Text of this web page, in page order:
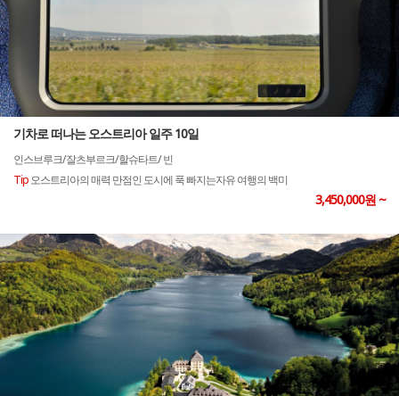
기차로 떠나는 오스트리아 일주 10일
인스브루크/잘츠부르크/할슈타트/ 빈
Tip오스트리아의 매력 만점인 도시에 푹 빠지는자유 여행의 백미
3,450,000원 ~